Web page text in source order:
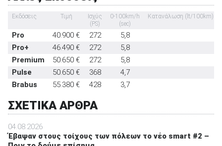
έκτακτη ανάγκη
Υποδοχή παιδικού καθίσματος ISOFIX
στάνταρντ
Σύστημα αναγνώρισης οδικών σημάτων
Σύστημα αυτόματου παρκαρίσματος
Εκδόσεις Τιμή
Ισχύς
(PS)
0-100km/h
(sec)
Κατανάλωση (lt/100km)
Pro 40.900 € 272
5,8
Pro+
46.490 € 272
5,8
Premium
50.650 € 272
5,8
Pulse
50.650 € 368
4,7
Brabus
55.380 € 428 3,7
ΣΧΕΤΙΚΑ ΑΡΘΡΑ
04.08.2026
Έβαψαν στους τοίχους των πόλεων το νέο smart #2 –